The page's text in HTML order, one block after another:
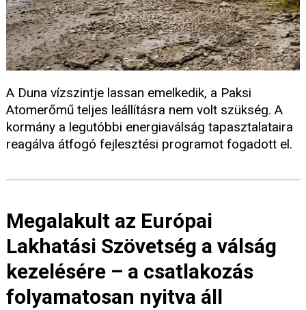
A Duna vízszintje lassan emelkedik, a Paksi
Atomerőmű teljes leállításra nem volt szükség. A
kormány a legutóbbi energiaválság tapasztalataira
reagálva átfogó fejlesztési programot fogadott el.
Megalakult az Európai
Lakhatási Szövetség a válság
kezelésére – a csatlakozás
folyamatosan nyitva áll